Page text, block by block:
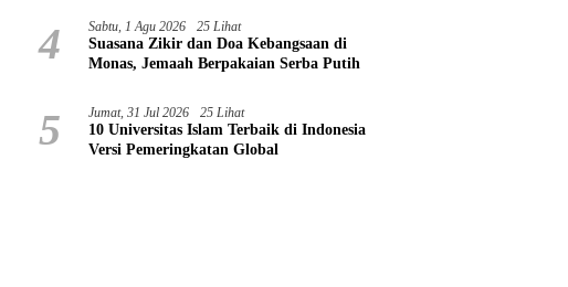
4 Sabtu, 1 Agu 2026 25 Lihat
Suasana Zikir dan Doa Kebangsaan di
Monas, Jemaah Berpakaian Serba Putih
5 Jumat, 31 Jul 2026 25 Lihat
10 Universitas Islam Terbaik di Indonesia
Versi Pemeringkatan Global